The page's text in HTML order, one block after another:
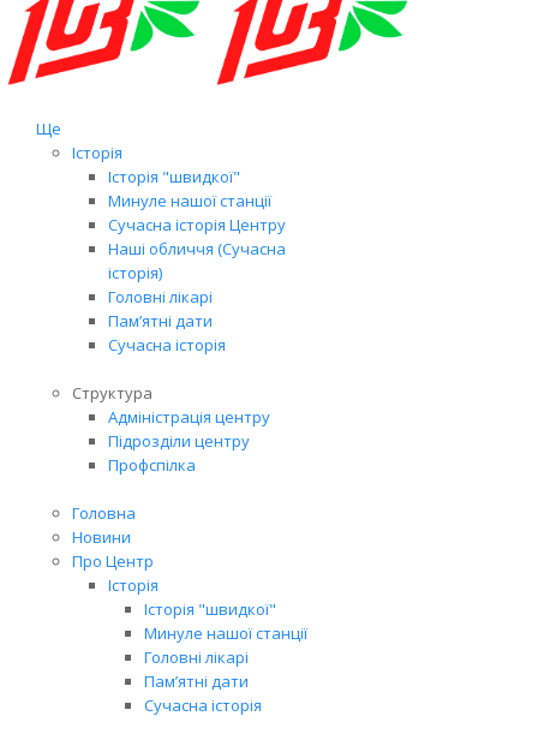
Ще
Історія
Історія "швидкої"
Минуле нашої станції
Сучасна історія Центру
Наші обличчя (Сучасна
історія)
Головні лікарі
Пам’ятні дати
Сучасна історія
Структура
Адміністрація центру
Підрозділи центру
Профспілка
Головна
Новини
Про Центр
Історія
Історія "швидкої"
Минуле нашої станції
Головні лікарі
Пам’ятні дати
Сучасна історія